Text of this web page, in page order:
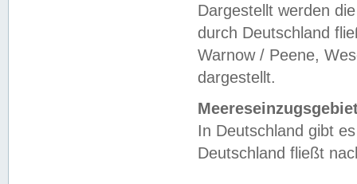
Dargestellt werden
durch Deutschland
Warnow / Peene,
dargestellt.
In Deutschland gibt
Deutschland fließt